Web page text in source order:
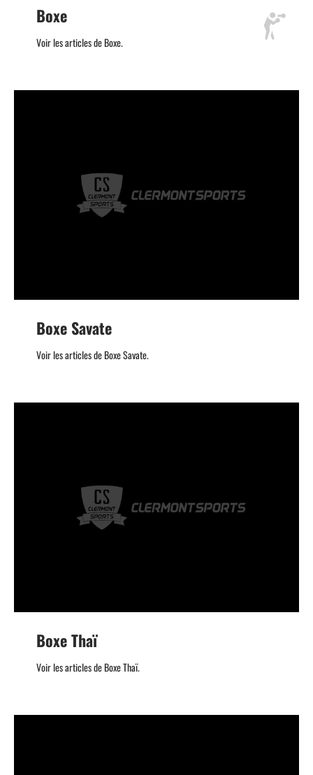
Boxe
Voir les articles de Boxe.
Boxe Savate
Voir les articles de Boxe Savate.
Boxe Thaï
Voir les articles de Boxe Thaï.